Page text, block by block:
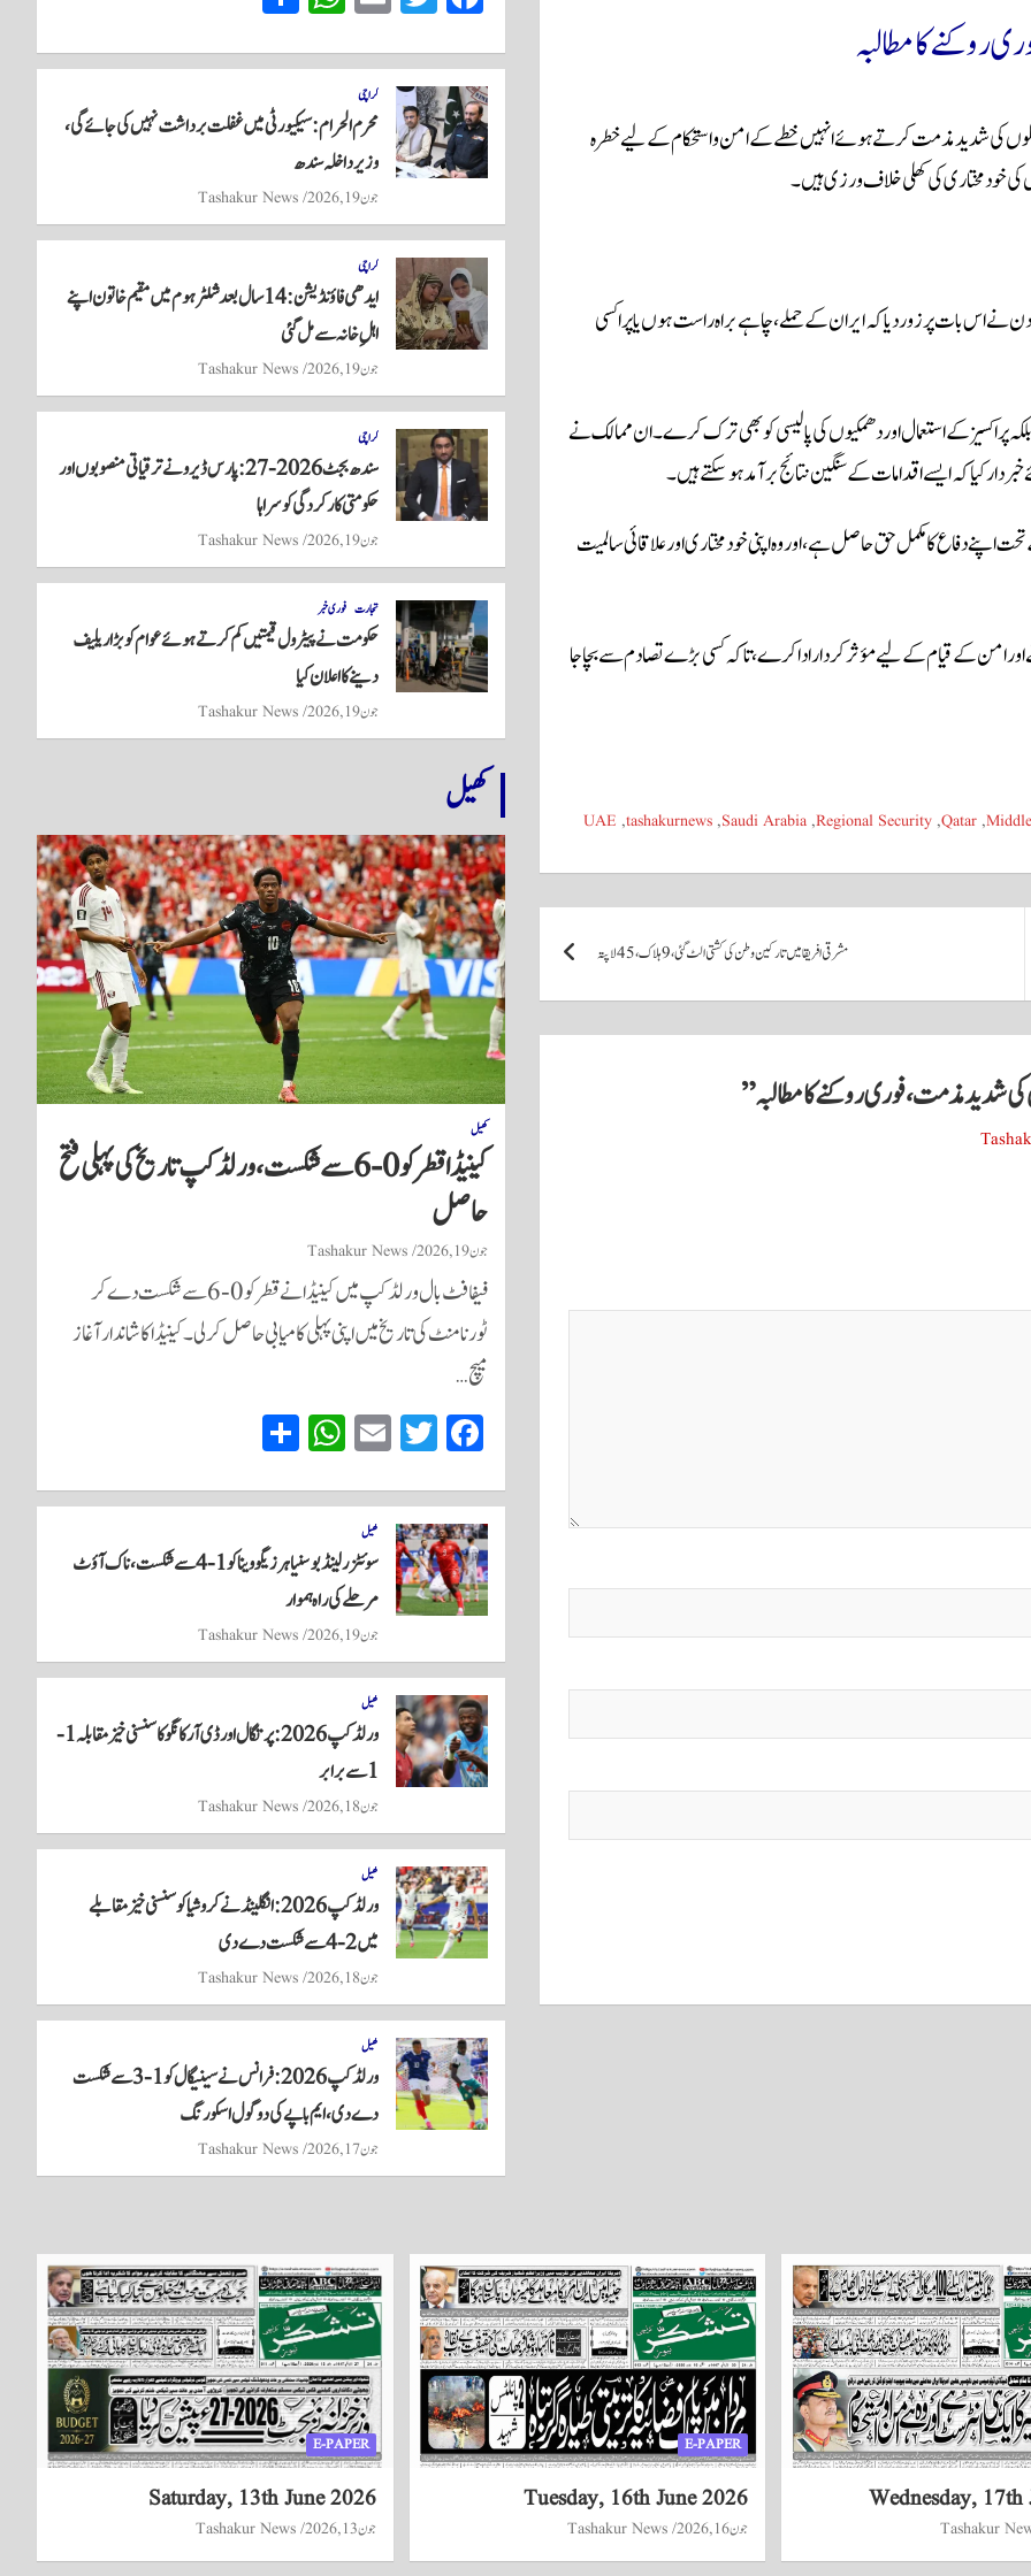
روکنے کا مطالبہ
کی شدید مذمت کرتے ہوئے انہیں خطے کے امن و استحکام کے لیے خطرہ
کی خودمختاری کی کھلی خلاف ورزی ہیں۔
نے اس بات پر زور دیا کہ ایران کے حملے، چاہے براہ راست ہوں یا پراکسی
پراکسیز کے استعمال اور دھمکیوں کی پالیسی کو بھی ترک کرے۔ ان ممالک نے
کیا کہ ایسے اقدامات کے سنگین نتائج برآمد ہو سکتے ہیں۔
کے آرٹیکل 51 کے تحت اپنے دفاع کا مکمل حق حاصل ہے، اور وہ اپنی خودمختاری اور علاقائی سالمیت
اور امن کے قیام کے لیے مؤثر کردار ادا کرے، تاکہ کسی بڑے تصادم سے بچا جا
,
Qatar
,
Regional Security
,
Saudi Arabia
,
tashakurnews
,
UAE
مشرقی افریقا میں تارکین وطن کی کشتی الٹ گئی، 9 ہلاک، 45 لاپتہ
شدید مذمت، فوری روکنے کا مطالبہ”
ce
bo
ok
wi
tte
r
m
ail
ha
ts
A
pp
re
کراچی
محرم الحرام: سیکیورٹی میں غفلت برداشت نہیں کی جائے گی،
وزیر داخلہ سندھ
جون 19, 2026 Tashakur News
کراچی
ایدھی فاؤنڈیشن: 14 سال بعد شلٹر ہوم میں مقیم خاتون اپنے
اہلِ خانہ سے مل گئی
جون 19, 2026 Tashakur News
کراچی
سندھ بجٹ 2026-27: پارس ڈیرو نے ترقیاتی منصوبوں اور
حکومتی کارکردگی کو سراہا
جون 19, 2026 Tashakur News
تجارت فوری خبر
حکومت نے پیٹرول قیمتیں کم کرتے ہوئے عوام کو بڑا ریلیف
دینے کا اعلان کیا
جون 19, 2026 Tashakur News
کھیل
کھیل
کینیڈا قطر کو 0-6 سے شکست، ورلڈ کپ تاریخ کی پہلی فتح
حاصل
جون 19, 2026 Tashakur News
فیفا فٹ بال ورلڈ کپ میں کینیڈا نے قطر کو 0-6 سے شکست دے کر
ٹورنامنٹ کی تاریخ میں اپنی پہلی کامیابی حاصل کر لی۔ کینیڈا کا شاندار آغاز
میچ…
Fa
ce
bo
ok
T
wi
tte
r
E
m
ail
W
ha
ts
A
pp
re
کھیل
سوئٹزرلینڈ بوسنیا ہرزیگووینا کو 1-4 سے شکست، ناک آؤٹ
مرحلے کی راہ ہموار
جون 19, 2026 Tashakur News
کھیل
ورلڈ کپ 2026: پرتگال اور ڈی آر کانگو کا سنسنی خیز مقابلہ 1-
1 سے برابر
جون 18, 2026 Tashakur News
کھیل
ورلڈ کپ 2026: انگلینڈ نے کروشیا کو سنسنی خیز مقابلے
میں 2-4 سے شکست دے دی
جون 18, 2026 Tashakur News
کھیل
ورلڈ کپ 2026: فرانس نے سینیگال کو 1-3 سے شکست
دے دی، ایم باپے کی دو گول اسکورنگ
جون 17, 2026 Tashakur News
Wednesday, 17th
Tashakur
E-PAPER
Tuesday, 16th June 2026
جون 16, 2026 Tashakur News
E-PAPER
Saturday, 13th June 2026
جون 13, 2026 Tashakur News